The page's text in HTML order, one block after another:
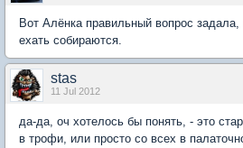
Вот Алёнка правильный вопрос задала,
ехать собираются.
stas
11 Jul 2012
да-да, оч хотелось бы понять, - это
в трофи, или просто со всех в